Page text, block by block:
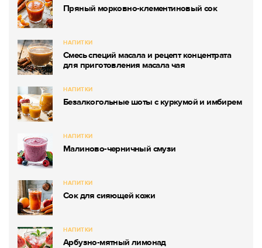
Пряный морковно-клементиновый сок
НАПИТКИ
Смесь специй масала и рецепт концентрата
для приготовления масала чая
НАПИТКИ
Безалкогольные шоты с куркумой и имбирем
НАПИТКИ
Малиново-черничный смузи
НАПИТКИ
Сок для сияющей кожи
НАПИТКИ
Арбузно-мятный лимонад